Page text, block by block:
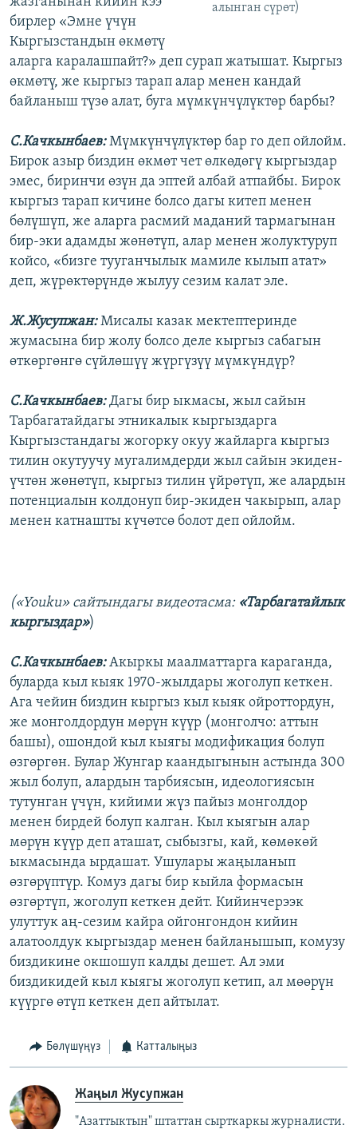
алынган сүрөт)
бирлер «Эмне үчүн
Кыргызстандын өкмөтү
аларга каралашпайт?» деп сурап жатышат. Кыргыз
өкмөтү, же кыргыз тарап алар менен кандай
байланыш түзө алат, буга мүмкүнчүлүктөр барбы?
С.Качкынбаев:Мүмкүнчүлүктөр бар го деп ойлойм.
Бирок азыр биздин өкмөт чет өлкөдөгү кыргыздар
эмес, биринчи өзүн да эптей албай атпайбы. Бирок
кыргыз тарап кичине болсо дагы китеп менен
бөлүшүп, же аларга расмий маданий тармагынан
бир-эки адамды жөнөтүп, алар менен жолуктуруп
койсо, «бизге тууганчылык мамиле кылып атат»
деп, жүрөктөрүндө жылуу сезим калат эле.
Ж.Жусупжан:Мисалы казак мектептеринде
жумасына бир жолу болсо деле кыргыз сабагын
өткөргөнгө сүйлөшүү жүргүзүү мүмкүндүр?
С.Качкынбаев:Дагы бир ыкмасы, жыл сайын
Тарбагатайдагы этникалык кыргыздарга
Кыргызстандагы жогорку окуу жайларга кыргыз
тилин окутуучу мугалимдерди жыл сайын экиден-
үчтөн жөнөтүп, кыргыз тилин үйрөтүп, же алардын
потенциалын колдонуп бир-экиден чакырып, алар
менен катнашты күчөтсө болот деп ойлойм.
(«Youku» сайтындагывидеотасма: «Тарбагатайлык
кыргыздар»)
С.Качкынбаев:Акыркы маалматтарга караганда,
буларда кыл кыяк 1970-жылдары жоголуп кеткен.
Ага чейин биздин кыргыз кыл кыяк ойроттордун,
же монголдордун мөрүн күүр (монголчо: аттын
башы), ошондой кыл кыягы модификация болуп
өзгөргөн. Булар Жунгар каандыгынын астында 300
жыл болуп, алардын тарбиясын, идеологиясын
тутунган үчүн, кийими жүз пайыз монголдор
менен бирдей болуп калган. Кыл кыягын алар
мөрүн күүр деп аташат, сыбызгы, кай, көмөкөй
ыкмасында ырдашат. Ушулары жаңыланып
өзгөрүптүр. Комуз дагы бир кыйла формасын
өзгөртүп, жоголуп кеткен дейт. Кийинчерээк
улуттук аң-сезим кайра ойгонгондон кийин
алатоолдук кыргыздар менен байланышып, комузу
биздикине окшошуп калды дешет. Ал эми
биздикидей кыл кыягы жоголуп кетип, ал мөөрүн
күүргө өтүп кеткен деп айтылат.
Бөлүшүңүз Катталыңыз
Жаңыл Жусупжан
"Азаттыктын" штаттан сырткаркы журналисти.